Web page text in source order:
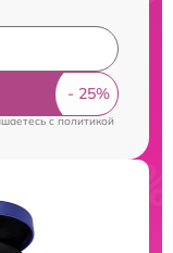
cполитикой